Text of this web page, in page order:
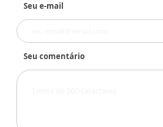
Seu e-mail
Seu comentário